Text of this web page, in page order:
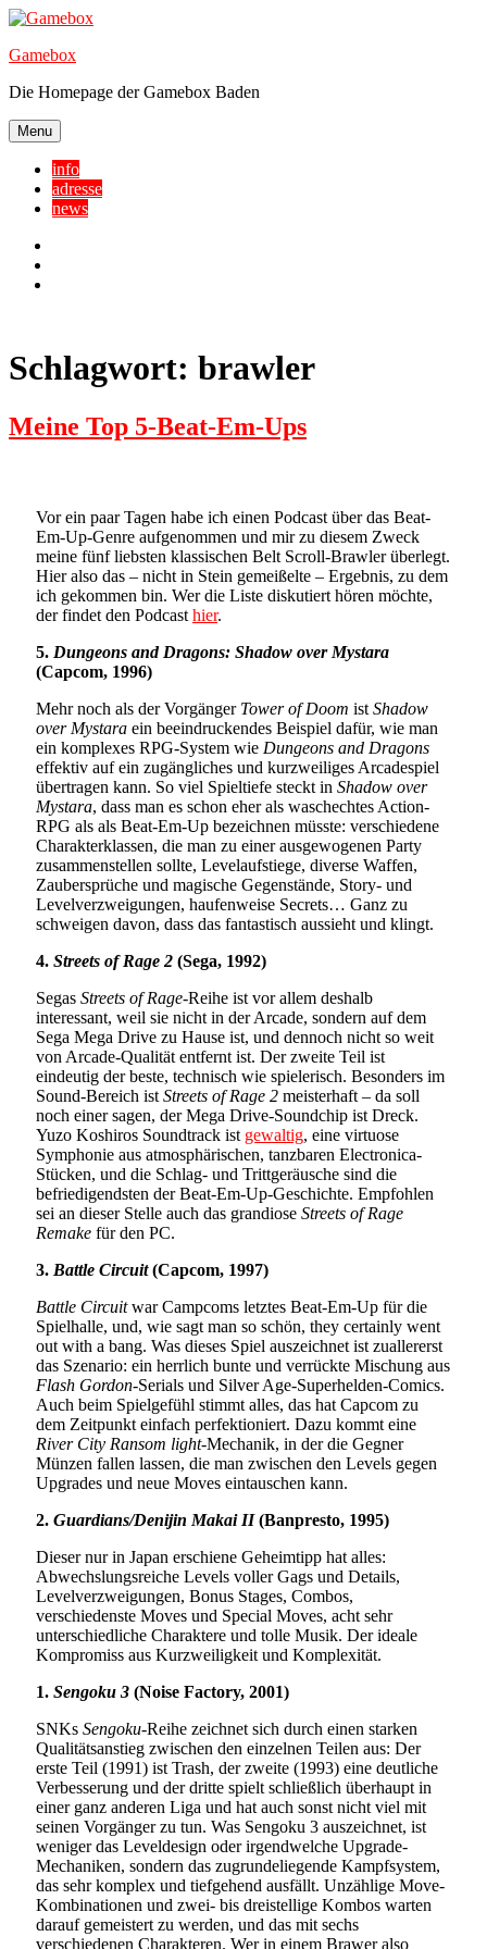
Skip
content
Gamebox
Die Homepage der Gamebox Baden
Menu
info
adresse
news
Schlagwort: brawler
Meine Top 5-Beat-Em-Ups
Vor ein paar Tagen habe ich einen Podcast über das Beat-
Em-Up-Genre aufgenommen und mir zu diesem Zweck
meine fünf liebsten klassischen Belt Scroll-Brawler überlegt.
Hier also das – nicht in Stein gemeißelte – Ergebnis, zu dem
ich gekommen bin. Wer die Liste diskutiert hören möchte,
der findet den Podcast hier.
5. Dungeons and Dragons: Shadow over Mystara
(Capcom, 1996)
Mehr noch als der Vorgänger Tower of Doom ist Shadow
over Mystara ein beeindruckendes Beispiel dafür, wie man
ein komplexes RPG-System wie Dungeons and Dragons
effektiv auf ein zugängliches und kurzweiliges Arcadespiel
übertragen kann. So viel Spieltiefe steckt in Shadow over
Mystara, dass man es schon eher als waschechtes Action-
RPG als als Beat-Em-Up bezeichnen müsste: verschiedene
Charakterklassen, die man zu einer ausgewogenen Party
zusammenstellen sollte, Levelaufstiege, diverse Waffen,
Zaubersprüche und magische Gegenstände, Story- und
Levelverzweigungen, haufenweise Secrets… Ganz zu
schweigen davon, dass das fantastisch aussieht und klingt.
4. Streets of Rage 2 (Sega, 1992)
Segas Streets of Rage-Reihe ist vor allem deshalb
interessant, weil sie nicht in der Arcade, sondern auf dem
Sega Mega Drive zu Hause ist, und dennoch nicht so weit
von Arcade-Qualität entfernt ist. Der zweite Teil ist
eindeutig der beste, technisch wie spielerisch. Besonders im
Sound-Bereich ist Streets of Rage 2 meisterhaft – da soll
noch einer sagen, der Mega Drive-Soundchip ist Dreck.
Yuzo Koshiros Soundtrack ist gewaltig, eine virtuose
Symphonie aus atmosphärischen, tanzbaren Electronica-
Stücken, und die Schlag- und Trittgeräusche sind die
befriedigendsten der Beat-Em-Up-Geschichte. Empfohlen
sei an dieser Stelle auch das grandiose Streets of Rage
Remake für den PC.
3. Battle Circuit(Capcom, 1997)
Battle Circuitwar Campcoms letztes Beat-Em-Up für die
Spielhalle, und, wie sagt man so schön, they certainly went
out with a bang. Was dieses Spiel auszeichnet ist zuallererst
das Szenario: ein herrlich bunte und verrückte Mischung aus
Flash Gordon-Serials und Silver Age-Superhelden-Comics.
Auch beim Spielgefühl stimmt alles, das hat Capcom zu
dem Zeitpunkt einfach perfektioniert. Dazu kommt eine
River City Ransom light-Mechanik, in der die Gegner
Münzen fallen lassen, die man zwischen den Levels gegen
Upgrades und neue Moves eintauschen kann.
2. Guardians/Denijin Makai II(Banpresto, 1995)
Dieser nur in Japan erschiene Geheimtipp hat alles:
Abwechslungsreiche Levels voller Gags und Details,
Levelverzweigungen, Bonus Stages, Combos,
verschiedenste Moves und Special Moves, acht sehr
unterschiedliche Charaktere und tolle Musik. Der ideale
Kompromiss aus Kurzweiligkeit und Komplexität.
1. Sengoku 3 (Noise Factory, 2001)
SNKs Sengoku-Reihe zeichnet sich durch einen starken
Qualitätsanstieg zwischen den einzelnen Teilen aus: Der
erste Teil (1991) ist Trash, der zweite (1993) eine deutliche
Verbesserung und der dritte spielt schließlich überhaupt in
einer ganz anderen Liga und hat auch sonst nicht viel mit
seinen Vorgänger zu tun. Was Sengoku 3 auszeichnet, ist
weniger das Leveldesign oder irgendwelche Upgrade-
Mechaniken, sondern das zugrundeliegende Kampfsystem,
das sehr komplex und tiefgehend ausfällt. Unzählige Move-
Kombinationen und zwei- bis dreistellige Kombos warten
darauf gemeistert zu werden, und das mit sechs
verschiedenen Charakteren. Wer in einem Brawer also